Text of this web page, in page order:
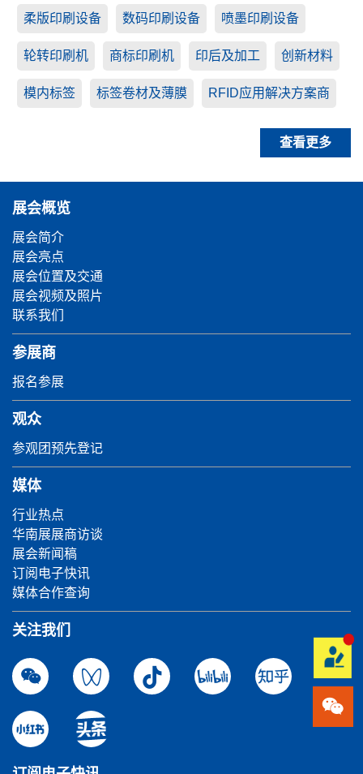
柔版印刷设备 数码印刷设备 喷墨印刷设备
轮转印刷机 商标印刷机 印后及加工 创新材料
模内标签 标签卷材及薄膜 RFID应用解决方案商
查看更多
展会概览
展会简介
展会亮点
展会位置及交通
展会视频及照片
联系我们
参展商
报名参展
观众
参观团预先登记
媒体
行业热点
华南展展商访谈
展会新闻稿
订阅电子快讯
媒体合作查询
关注我们